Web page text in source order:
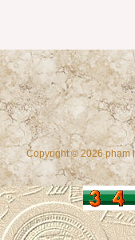
Copyright © 2026